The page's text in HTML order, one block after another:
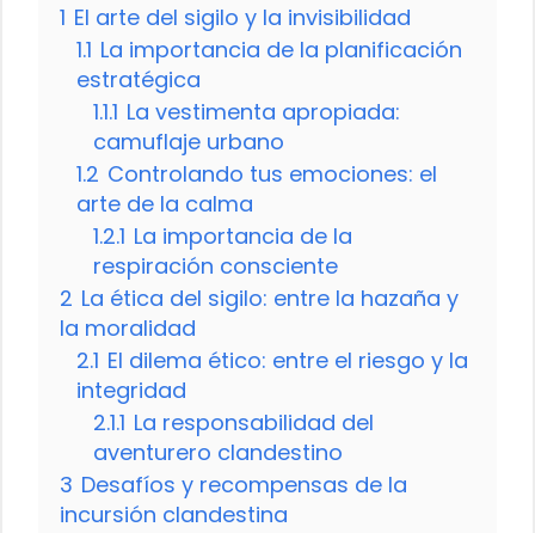
1 El arte del sigilo y la invisibilidad
1.1 La importancia de la planificación
estratégica
1.1.1 La vestimenta apropiada:
camuflaje urbano
1.2 Controlando tus emociones: el
arte de la calma
1.2.1 La importancia de la
respiración consciente
2 La ética del sigilo: entre la hazaña y
la moralidad
2.1 El dilema ético: entre el riesgo y la
integridad
2.1.1 La responsabilidad del
aventurero clandestino
3 Desafíos y recompensas de la
incursión clandestina